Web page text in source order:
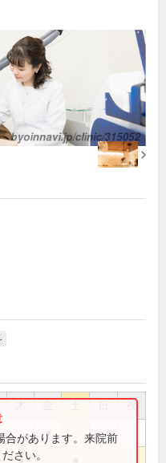
祝
●
●
合があります。来院前
さい。